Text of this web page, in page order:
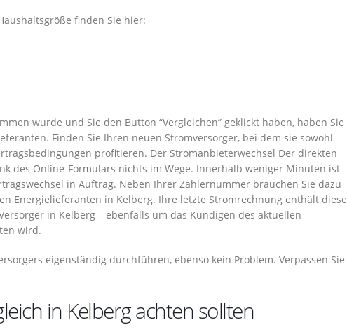
finden Sie hier:
wurde und Sie den Button “Vergleichen” geklickt haben, haben Sie
Finden Sie Ihren neuen Stromversorger, bei dem sie sowohl
profitieren. Der Stromanbieterwechsel Der direkten
des Online-Formulars nichts im Wege. Innerhalb weniger Minuten ist
in Auftrag. Neben Ihrer Zählernummer brauchen Sie dazu
Energielieferanten in Kelberg. Ihre letzte Stromrechnung enthält diese
in Kelberg – ebenfalls um das Kündigen des aktuellen
wird.
eigenständig durchführen, ebenso kein Problem. Verpassen Sie
in Kelberg achten sollten